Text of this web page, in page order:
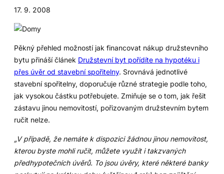
17. 9. 2008
Pěkný přehled možností jak financovat nákup družstevního
bytu přináší článek Družstevní byt pořídíte na hypotéku i
přes úvěr od stavební spořitelny. Srovnává jednotlivé
stavební spořitelny, doporučuje různé strategie podle toho,
jak vysokou částku potřebujete. Zmiňuje se o tom, jak řešit
zástavu jinou nemovitostí, pořizovaným družstevním bytem
ručit nelze.
„V případě, že nemáte k dispozici žádnou jinou nemovitost,
kterou byste mohli ručit, můžete využít i takzvaných
předhypotečních úvěrů. To jsou úvěry, které některé banky